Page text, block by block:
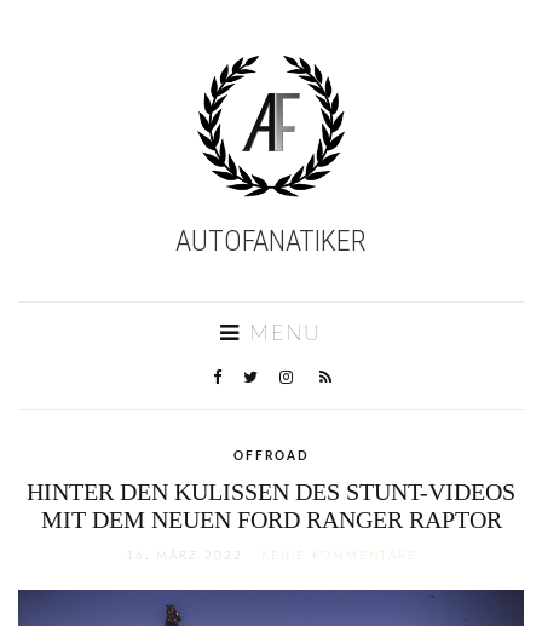
AUTOFANATIKER
MENU
OFFROAD
HINTER DEN KULISSEN DES STUNT-VIDEOS
MIT DEM NEUEN FORD RANGER RAPTOR
16. MÄRZ 2022 KEINE KOMMENTARE